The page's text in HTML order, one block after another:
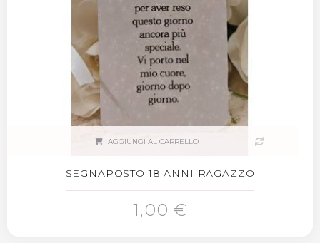
AGGIUNGI AL CARRELLO
SEGNAPOSTO 18 ANNI RAGAZZO
1,00 €